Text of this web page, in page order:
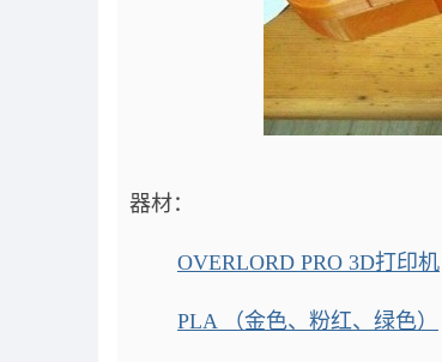
器材：
OVERLORD PRO 3D打印机
PLA （金色、粉红、绿色）